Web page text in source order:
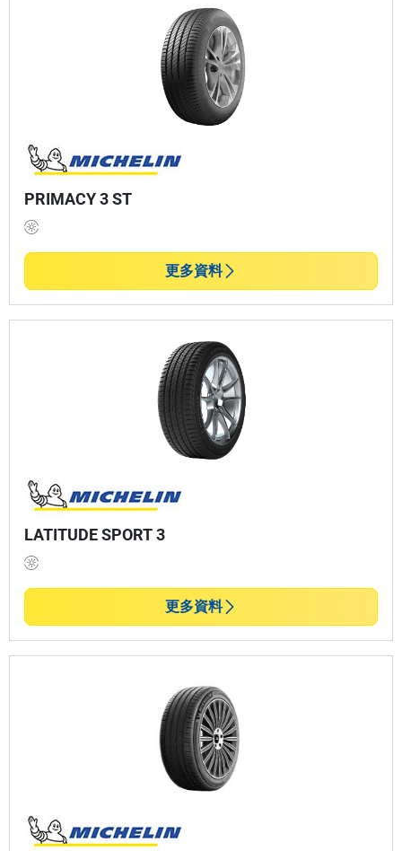
： 米其林輪胎經久耐用，胎面使用壽命長，性能
： 從轎車輪胎到跑車、休旅車和卡車專用輪胎，
都能找到最適合您車輛和駕駛風格的輪胎。
訂購米其林輪胎從未如此簡單。在同一家汽車服務中
心：馳加Tyreplus 進行訂購、購買和輪胎保養。瞭解我
們遍佈全國的馳加Tyreplus 汽車服務中心為您的米其林
輪胎提供的更 多輪胎服務
PRIMACY 3 ST
更多資料
LATITUDE SPORT 3
更多資料